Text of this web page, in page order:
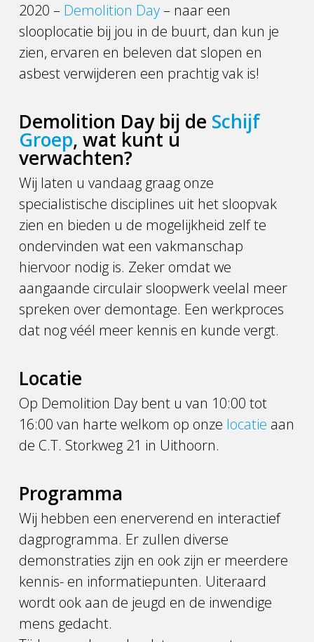
2020 – Demolition Day– naar een
slooplocatie bij jou in de buurt, dan kun je
zien, ervaren en beleven dat slopen en
asbest verwijderen een prachtig vak is!
Demolition Day bij de Schijf
Groep, wat kunt u
verwachten?
Wij laten u vandaag graag onze
specialistische disciplines uit het sloopvak
zien en bieden u de mogelijkheid zelf te
ondervinden wat een vakmanschap
hiervoor nodig is. Zeker omdat we
aangaande circulair sloopwerk veelal meer
spreken over demontage. Een werkproces
dat nog véél meer kennis en kunde vergt.
Locatie
Op Demolition Day bent u van 10:00 tot
16:00 van harte welkom op onze locatie aan
de C.T. Storkweg 21 in Uithoorn.
Programma
Wij hebben een enerverend en interactief
dagprogramma. Er zullen diverse
demonstraties zijn en ook zijn er meerdere
kennis- en informatiepunten. Uiteraard
wordt ook aan de jeugd en de inwendige
mens gedacht.